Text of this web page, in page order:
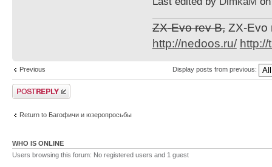
ZX-Evo rev B,ZX-Evo
http://nedoos.ru/
Previous Display posts from previous:
Post a reply
Return to Багофичи и юзеропросьбы
WHO IS ONLINE
Users browsing this forum: No registered users and 1 guest